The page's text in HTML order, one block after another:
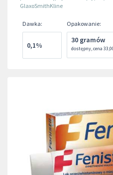
GlaxoSmithKline
Dawka:
0,1%
Opakowanie:
30 gramów
dostępny,cena